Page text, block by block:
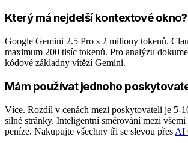
Který má nejdelší kontextové okno?
Google Gemini 2.5 Pro s 2 miliony tokenů.
maximum 200 tisíc tokenů. Pro analýzu
kódové základny vítězí Gemini.
Mám používat jednoho
Více. Rozdíl v cenách mezi poskytovateli je 5-
silné stránky. Inteligentní směrování mezi všemi
peníze. Nakupujte všechny tři se slevou přes AI